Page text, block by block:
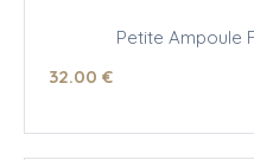
Petite Ampoule
32.00 €